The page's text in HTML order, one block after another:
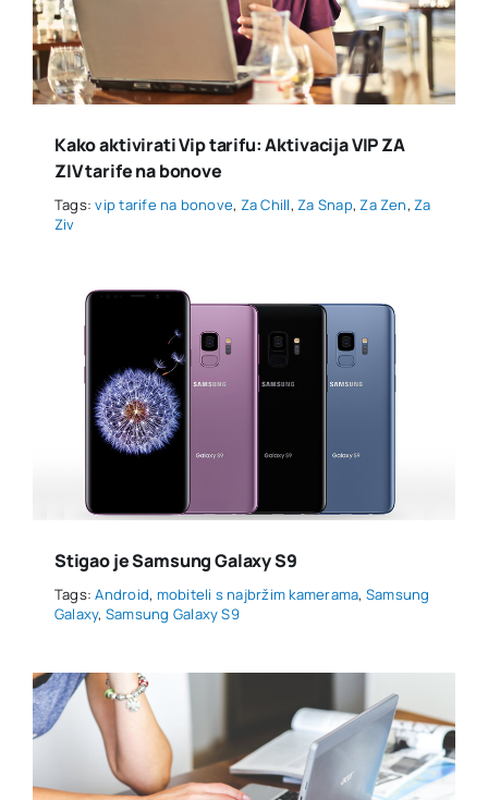
Kako aktivirati Vip tarifu: Aktivacija VIP ZA
ZIV tarife na bonove
Tags:vip tarife na bonove, Za Chill,Za Snap,Za Zen,Za
Ziv
Stigao je Samsung Galaxy S9
Tags:Android, mobiteli s najbržim kamerama, Samsung
Galaxy, Samsung Galaxy S9